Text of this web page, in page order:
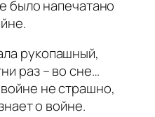
было напечатано
рукопашный,
раз – во сне…
не страшно,
о войне.